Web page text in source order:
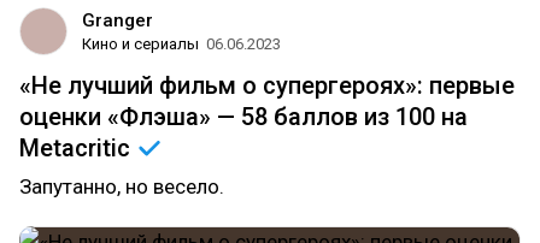
Granger
Кино и сериалы 06.06.2023
«Не лучший фильм о супергероях»: первые
оценки «Флэша» — 58 баллов из 100 на
Metacritic
Запутанно, но весело.